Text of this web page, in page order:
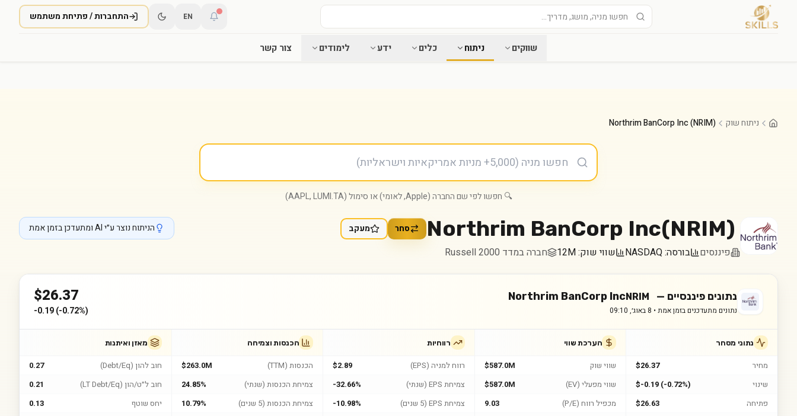
EN התחברות / פתיחת משתמש
שווקים ניתוח כלים ידע לימודים צור קשר
ניתוח שוק Northrim BanCorp Inc (NRIM)
🔍 חפשו לפי שם החברה (Apple, לאומי) או סימול (AAPL, LUMI.TA)
Northrim BanCorp Inc(NRIM) סחר מעקב
פיננסים בורסה:NASDAQ שווי שוק:12M חברה במדד Russell 2000
הניתוח נוצר ע״י AI ומתעדכן בזמן אמת
נתונים פיננסיים — Northrim BanCorp IncNRIM
נתונים מתעדכנים בזמן אמת • 8 באוג׳, 09:10
$26.37
-0.19(-0.72%)
נתוני מסחר
מחיר
$26.37
שינוי
$-0.19 (-0.72%)
פתיחה
$26.63
הערכת שווי
שווי שוק
$587.0M
שווי מפעלי (EV)
$587.0M
מכפיל רווח (P/E)
9.03
רווחיות
רווח למניה (EPS)
$2.89
צמיחת EPS (שנתי)
-32.66%
צמיחת EPS (5 שנים)
-10.98%
הכנסות וצמיחה
הכנסות (TTM)
$263.0M
צמיחת הכנסות (שנתי)
24.85%
צמיחת הכנסות (5 שנים)
10.79%
מאזן ואיתנות
חוב להון (Debt/Eq)
0.27
חוב ל״ט/הון (LT Debt/Eq)
0.21
יחס שוטף
0.13